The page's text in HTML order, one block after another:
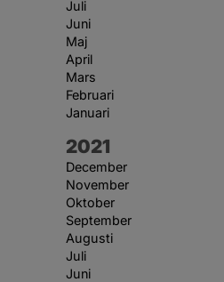
Juli
Juni
Maj
April
Mars
Februari
Januari
År:
2021
December
November
Oktober
September
Augusti
Juli
Juni